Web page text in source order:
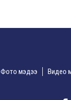
Фото мэдээ Видео